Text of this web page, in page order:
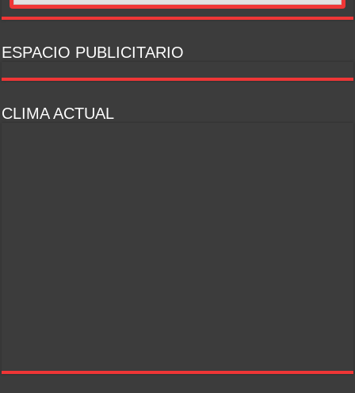
ESPACIO PUBLICITARIO
CLIMA ACTUAL